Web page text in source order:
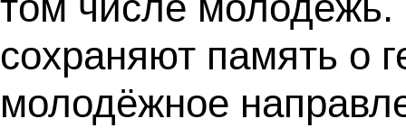
сохраняют память о
молодёжное